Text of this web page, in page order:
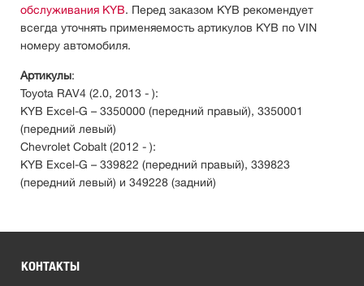
обслуживания KYB. Перед заказом KYB рекомендует
всегда уточнять применяемость артикулов KYB по VIN
номеру автомобиля.
Артикулы:
Toyota RAV4 (2.0, 2013 - ):
KYB Excel-G – 3350000 (передний правый), 3350001
(передний левый)
Chevrolet Cobalt (2012 - ):
KYB Excel-G – 339822 (передний правый), 339823
(передний левый) и 349228 (задний)
КОНТАКТЫ